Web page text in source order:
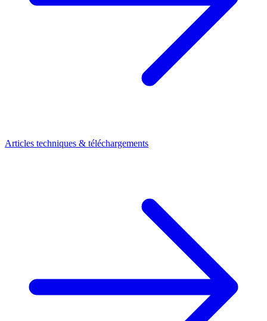
Articles techniques & téléchargements